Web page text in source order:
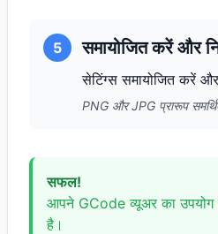
5 समायोजित करें और
सेटिंग्स समायोजित करें और
PNG और JPG प्रारूप
सफल!
आपने GCode व्यूअर का उपयोग
है।